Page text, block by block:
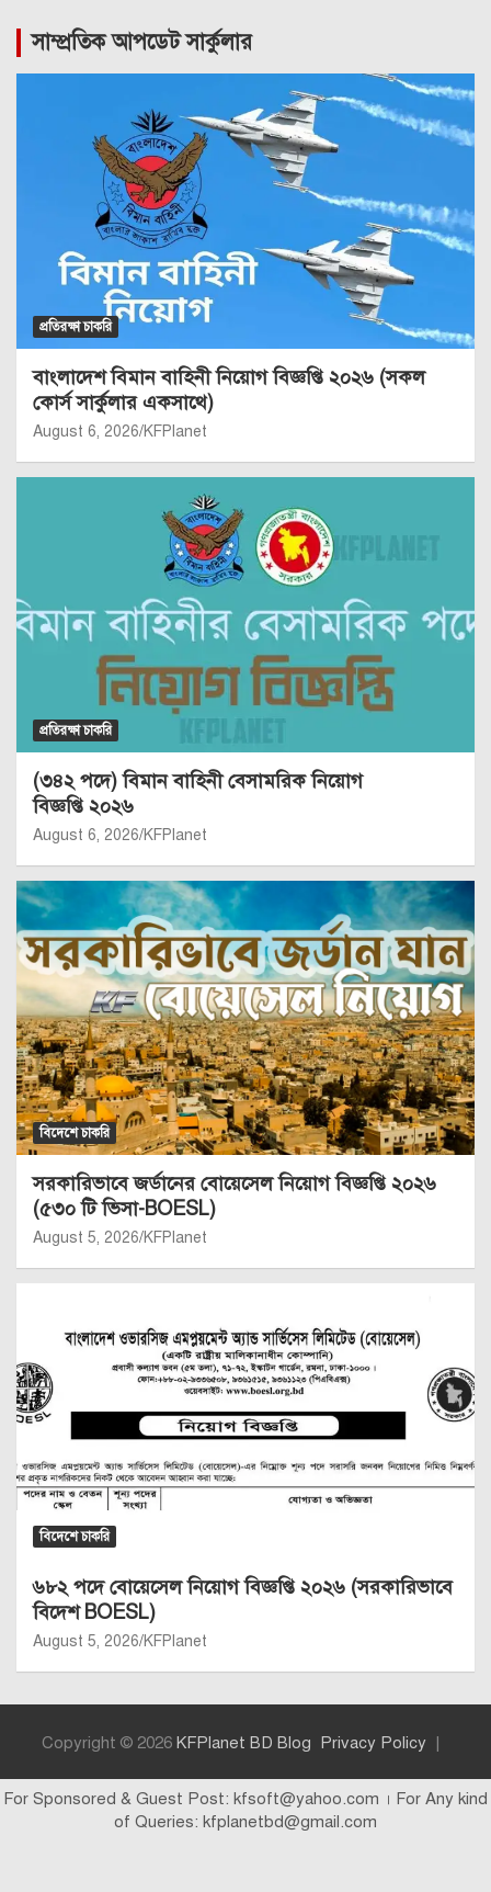
সাম্প্রতিক আপডেট সার্কুলার
প্রতিরক্ষা চাকরি
বাংলাদেশ বিমান বাহিনী নিয়োগ বিজ্ঞপ্তি ২০২৬ (সকল
কোর্স সার্কুলার একসাথে)
August 6, 2026 KFPlanet
প্রতিরক্ষা চাকরি
(৩৪২ পদে) বিমান বাহিনী বেসামরিক নিয়োগ
বিজ্ঞপ্তি ২০২৬
August 6, 2026 KFPlanet
বিদেশে চাকরি
সরকারিভাবে জর্ডানের বোয়েসেল নিয়োগ বিজ্ঞপ্তি ২০২৬
(৫৩০ টি ভিসা-BOESL)
August 5, 2026 KFPlanet
বিদেশে চাকরি
৬৮২ পদে বোয়েসেল নিয়োগ বিজ্ঞপ্তি ২০২৬ (সরকারিভাবে
বিদেশ BOESL)
August 5, 2026 KFPlanet
Copyright © 2026 KFPlanet BD Blog Privacy Policy
For Sponsored & Guest Post: kfsoft@yahoo.com । For Any kind
of Queries: kfplanetbd@gmail.com